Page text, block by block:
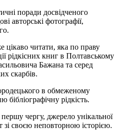
поради досвідченого
авторські фотографії,
цікаво читати, яка по праву
рідкісних книг в Полтавському
Бажана та серед
скарбів.
в обмеженому
рідкість.
чергу, джерело унікальної
зі своєю неповторною історією.